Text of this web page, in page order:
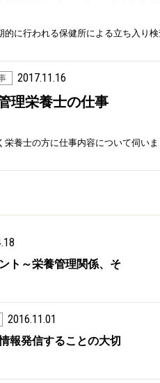
的に行われる保健所による立ち入り
2017.11.16
理栄養士の仕事
ト～栄養管理関係、そ
2016.11.01
報発信することの大切